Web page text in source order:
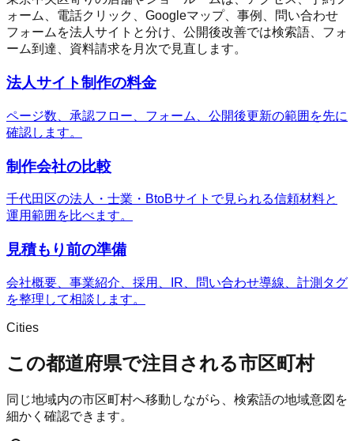
ォーム、電話クリック、Googleマップ、事例、問い合わせ
フォームを法人サイトと分け、公開後改善では検索語、フォ
ーム到達、資料請求を月次で見直します。
法人サイト制作の料金
ページ数、承認フロー、フォーム、公開後更新の範囲を先に
確認します。
制作会社の比較
千代田区の法人・士業・BtoBサイトで見られる信頼材料と
運用範囲を比べます。
見積もり前の準備
会社概要、事業紹介、採用、IR、問い合わせ導線、計測タグ
を整理して相談します。
Cities
この都道府県で注目される市区町村
同じ地域内の市区町村へ移動しながら、検索語の地域意図を
細かく確認できます。